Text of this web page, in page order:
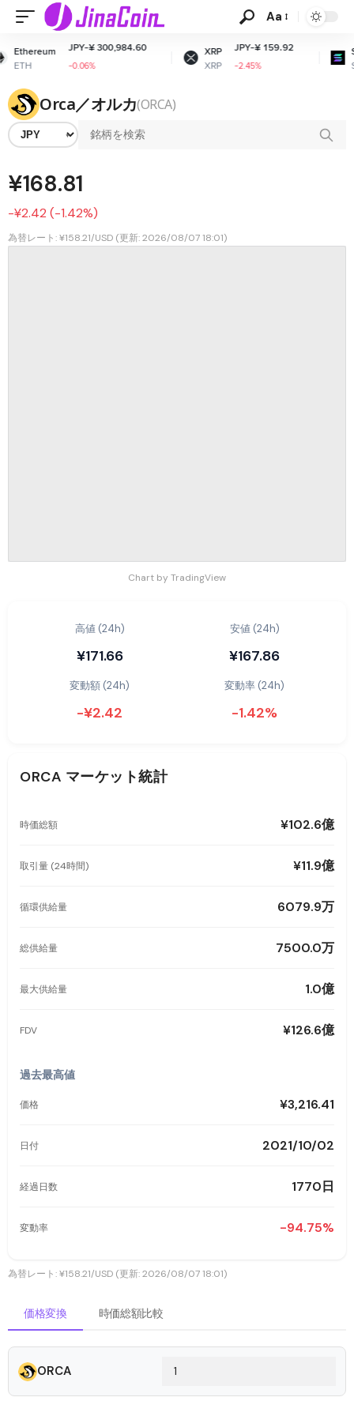
Aa
JPY-¥ 300,984.60
-0.06%
JPY-¥ 159.92
-2.45%
Solana
Orca／オルカ(ORCA)
¥168.81
-¥2.42 (-1.42%)
為替レート: ¥158.21/USD (更新: 2026/08/07 18:01)
Chart by TradingView
高値 (24h)
¥171.66
安値 (24h)
¥167.86
変動額 (24h)
-¥2.42
変動率 (24h)
-1.42%
ORCA マーケット統計
時価総額 ¥102.6億
取引量 (24時間) ¥11.9億
循環供給量 6079.9万
総供給量 7500.0万
最大供給量 1.0億
FDV ¥126.6億
過去最高値
価格 ¥3,216.41
日付 2021/10/02
経過日数 1770日
変動率 -94.75%
為替レート: ¥158.21/USD (更新: 2026/08/07 18:01)
価格変換 時価総額比較
ORCA